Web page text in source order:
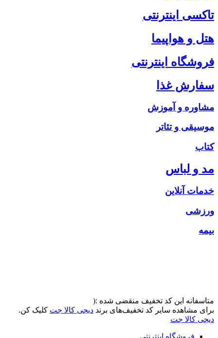
تاکسی اینترنتی
هتل و هواپیما
فروشگاه اینترنتی
سفارش غذا
مشاوره و آموزش
موسیقی و تئاتر
کتاب
مد و لباس
خدمات آنلاین
ورزشی
بیمه
متاسفانه این کد تخفیف منقضی شده :(
برای مشاهده سایر کد تخفیف‌های برند دیجی کالا جت کلیک کن.
دیجی کالا جت